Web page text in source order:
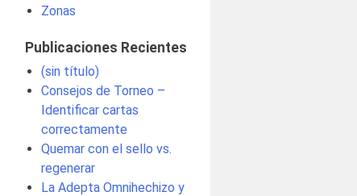
Zonas
Publicaciones Recientes
(sin título)
Consejos de Torneo –
Identificar cartas
correctamente
Quemar con el sello vs.
regenerar
La Adepta Omnihechizo y